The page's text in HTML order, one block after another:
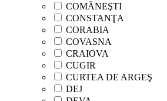
COMĂNEŞTI
CONSTANŢA
CORABIA
COVASNA
CRAIOVA
CUGIR
CURTEA DE ARGEŞ
DEJ